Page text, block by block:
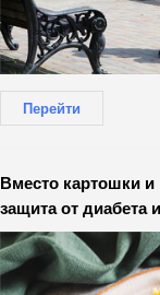
Перейти
Вместо картошки и
защита от диабета